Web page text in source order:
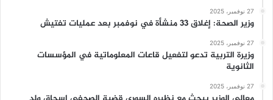
27 نوفمبر، 2025
وزير الصحة: إغلاق 33 منشأة في نوفمبر بعد عمليات تفتيش
27 نوفمبر، 2025
وزيرة التربية تدعو لتفعيل قاعات المعلوماتية في المؤسسات
الثانوية
27 نوفمبر، 2025